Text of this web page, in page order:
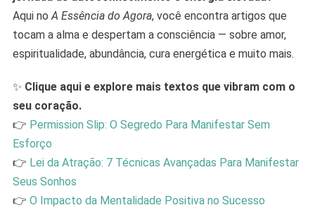
Aqui no A Essência do Agora, você encontra artigos que
tocam a alma e despertam a consciência — sobre amor,
espiritualidade, abundância, cura energética e muito mais.
✨ Clique aqui e explore mais textos que vibram com o
seu coração.
👉 Permission Slip: O Segredo Para Manifestar Sem
Esforço
👉 Lei da Atração: 7 Técnicas Avançadas Para Manifestar
Seus Sonhos
👉 O Impacto da Mentalidade Positiva no Sucesso